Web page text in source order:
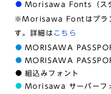
Morisawa Fonts（スタ
※Morisawa Fontはプラン
す。詳細は こちら
MORISAWA
MORISAWA
組込みフォント
Morisawa サーバーフ